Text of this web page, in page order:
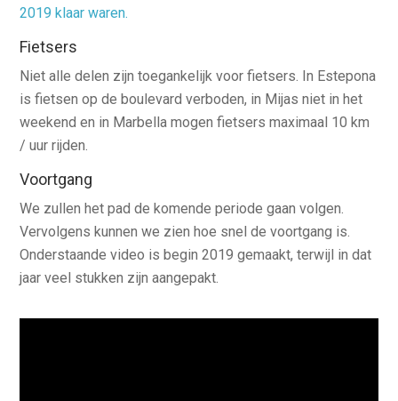
2019 klaar waren.
Fietsers
Niet alle delen zijn toegankelijk voor fietsers. In Estepona
is fietsen op de boulevard verboden, in Mijas niet in het
weekend en in Marbella mogen fietsers maximaal 10 km
/ uur rijden.
Voortgang
We zullen het pad de komende periode gaan volgen.
Vervolgens kunnen we zien hoe snel de voortgang is.
Onderstaande video is begin 2019 gemaakt, terwijl in dat
jaar veel stukken zijn aangepakt.